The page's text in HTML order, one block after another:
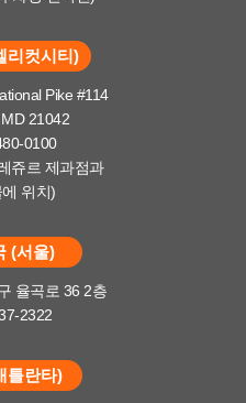
리컷시티)
Pike #114
MD 21042
0100
쥬르 제과점과
위치)
(서울)
율곡로 36 2층
2322
틀란타)